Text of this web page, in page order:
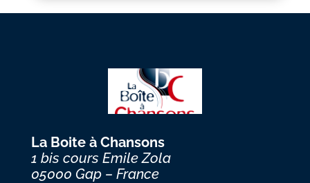
La Boite à Chansons
1 bis cours Emile Zola
05000 Gap – France